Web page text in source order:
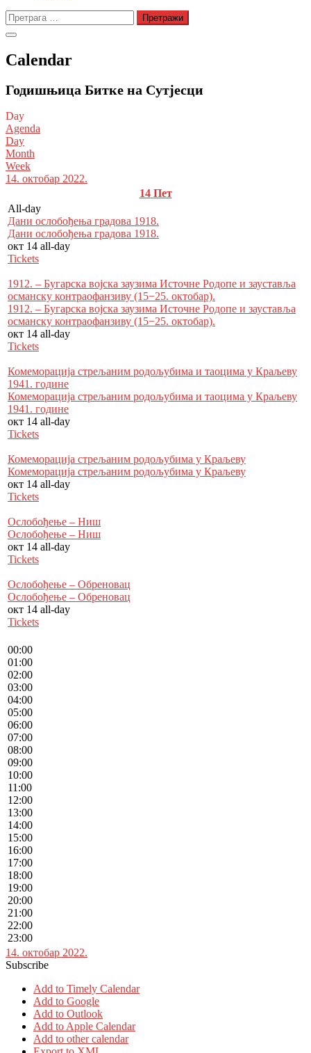
Претрага
за:
Calendar
Годишњица Битке на Сутјесци
Day
Agenda
Day
Month
Week
14. октобар 2022.
14 Пет
All-day
Дани ослобођења градова 1918.
Дани ослобођења градова 1918.
окт 14 all-day
Tickets
1912. – Бугарска војска заузима Источне Родопе и зауставља
османску контраофанзиву (15−25. октобар).
1912. – Бугарска војска заузима Источне Родопе и зауставља
османску контраофанзиву (15−25. октобар).
окт 14 all-day
Tickets
Комеморација стрељаним родољубима и таоцима у Кра­љеву
1941. године
Комеморација стрељаним родољубима и таоцима у Кра­љеву
1941. године
окт 14 all-day
Tickets
Комеморација стрељаним родољубима у Краљеву
Комеморација стрељаним родољубима у Краљеву
окт 14 all-day
Tickets
Ослобођење – Ниш
Ослобођење – Ниш
окт 14 all-day
Tickets
Ослобођење – Обреновац
Ослобођење – Обреновац
окт 14 all-day
Tickets
00:00
01:00
02:00
03:00
04:00
05:00
06:00
07:00
08:00
09:00
10:00
11:00
12:00
13:00
14:00
15:00
16:00
17:00
18:00
19:00
20:00
21:00
22:00
23:00
14. октобар 2022.
Subscribe
Add to Timely Calendar
Add to Google
Add to Outlook
Add to Apple Calendar
Add to other calendar